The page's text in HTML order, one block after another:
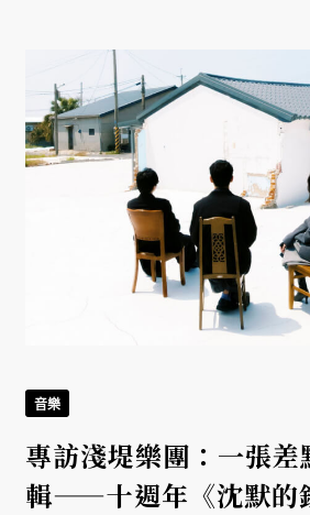
音樂
專訪淺堤樂團：一張差
輯——十週年《沈默的